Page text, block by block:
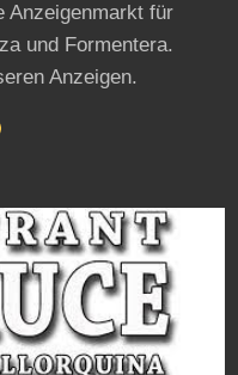
Anzeigenmarkt für
und Formentera.
Anzeigen.